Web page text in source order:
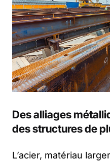
Des alliages
des structures de
L’acier, matériau